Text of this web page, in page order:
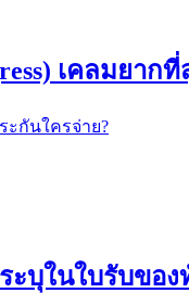
เคลมยากที่
ะกันใครจ่าย?
ะบุในใบรับขอ